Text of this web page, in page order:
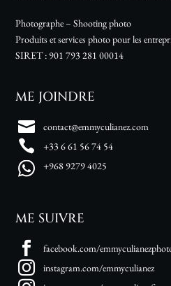
Photographe – Shooting photo
Produits et services photo pour les
SIRET : 901 793 281 00014
ME JOINDRE
contact@emmyculianez.com
+33 6 61 56 74 54
+968 9279 4025
ME SUIVRE
facebook.com/
instagram.com/emmyculianez